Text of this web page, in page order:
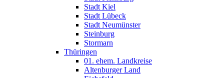
Stadt Kiel
Stadt Lübeck
Stadt Neumünster
Steinburg
Stormarn
Thüringen
01. ehem. Landkreise
Altenburger Land